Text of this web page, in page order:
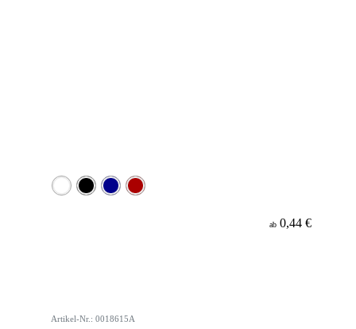
ab 0,44 €
Artikel-Nr.: 0018615A